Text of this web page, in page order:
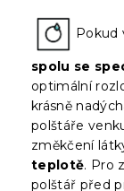
Pokud
spolu se
optimální
krásně
polštáře
změkčení
teplotě. Pro
polštář před